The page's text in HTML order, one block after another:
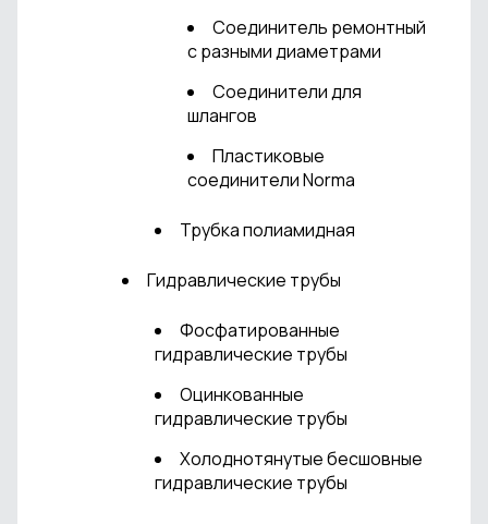
Соединитель ремонтный
с разными диаметрами
Соединители для
шлангов
Пластиковые
соединители Norma
Трубка полиамидная
Гидравлические трубы
Фосфатированные
гидравлические трубы
Оцинкованные
гидравлические трубы
Холоднотянутые бесшовные
гидравлические трубы